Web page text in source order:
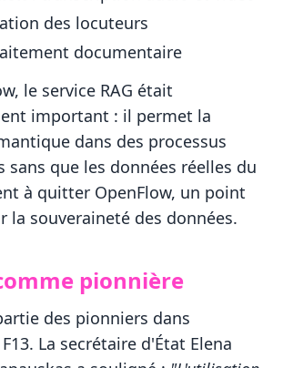
des locuteurs
documentaire
le service RAG était
important : il permet la
dans des processus
que les données réelles du
à quitter OpenFlow, un point
la souveraineté des données.
pionnière
des pionniers dans
La secrétaire d'État Elena